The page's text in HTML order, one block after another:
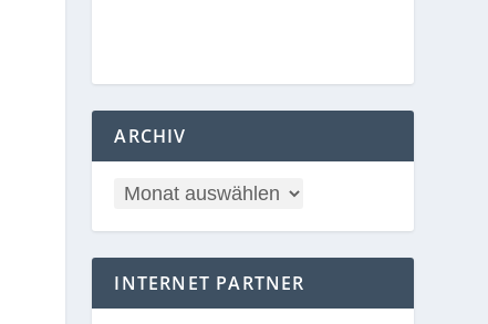
ARCHIV
INTERNET PARTNER